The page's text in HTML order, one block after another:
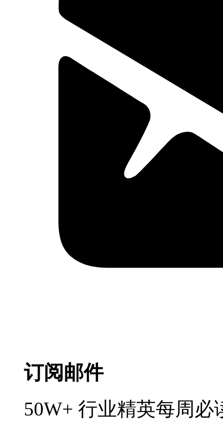
订阅邮件
50W+ 行业精英每周